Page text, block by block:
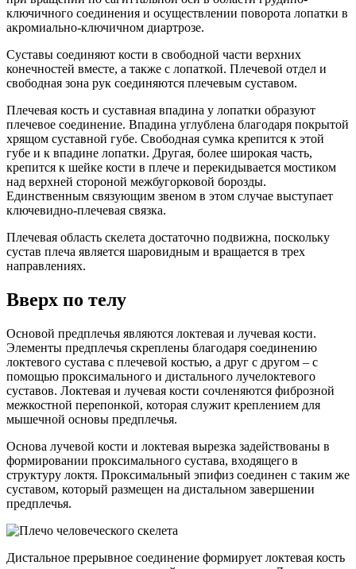
ключичного соединения и осуществлении поворота лопатки в
акромиально-ключичном диартрозе.
Суставы соединяют кости в свободной части верхних
конечностей вместе, а также с лопаткой. Плечевой отдел и
свободная зона рук соединяются плечевым суставом.
Плечевая кость и суставная впадина у лопатки образуют
плечевое соединение. Впадина углублена благодаря покрытой
хрящом суставной губе. Свободная сумка крепится к этой
губе и к впадине лопатки. Другая, более широкая часть,
крепится к шейке кости в плече и перекидывается мостиком
над верхней стороной межбугорковой борозды.
Единственным связующим звеном в этом случае выступает
ключевидно-плечевая связка.
Плечевая область скелета достаточно подвижна, поскольку
сустав плеча является шаровидным и вращается в трех
направлениях.
Вверх по телу
Основой предплечья являются локтевая и лучевая кости.
Элементы предплечья скреплены благодаря соединению
локтевого сустава с плечевой костью, а друг с другом – с
помощью проксимального и дистального лучелоктевого
суставов. Локтевая и лучевая кости сочленяются фиброзной
межкостной перепонкой, которая служит креплением для
мышечной основы предплечья.
Основа лучевой кости и локтевая вырезка задействованы в
формировании проксимального сустава, входящего в
структуру локтя. Проксимальный эпифиз соединен с таким же
суставом, который размещен на дистальном завершении
предплечья.
Дистальное прерывное соединение формирует локтевая кость